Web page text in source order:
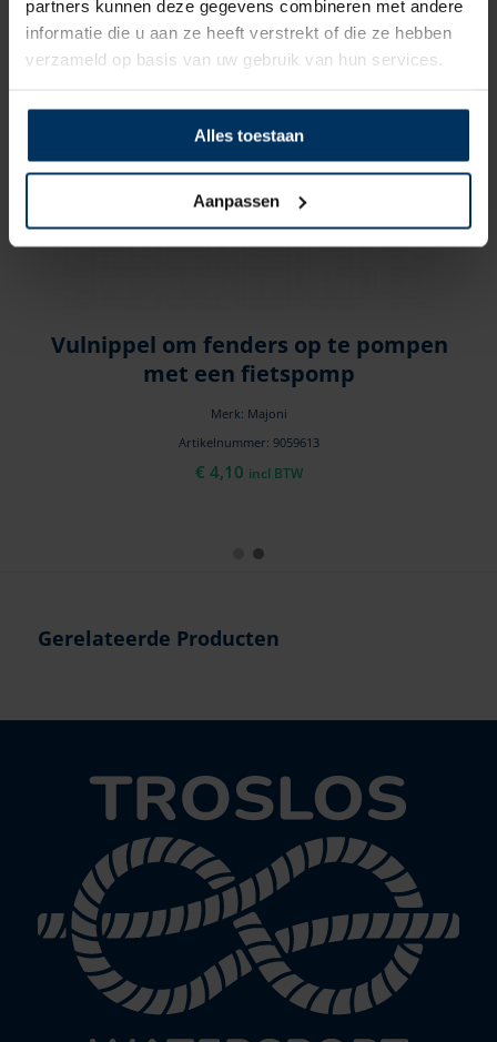
partners kunnen deze gegevens combineren met andere
informatie die u aan ze heeft verstrekt of die ze hebben
verzameld op basis van uw gebruik van hun services.
Alles toestaan
Aanpassen
Vulnippel om fenders op te pompen
met een fietspomp
Merk: Majoni
Artikelnummer: 9059613
€ 4,10 incl BTW
Gerelateerde Producten